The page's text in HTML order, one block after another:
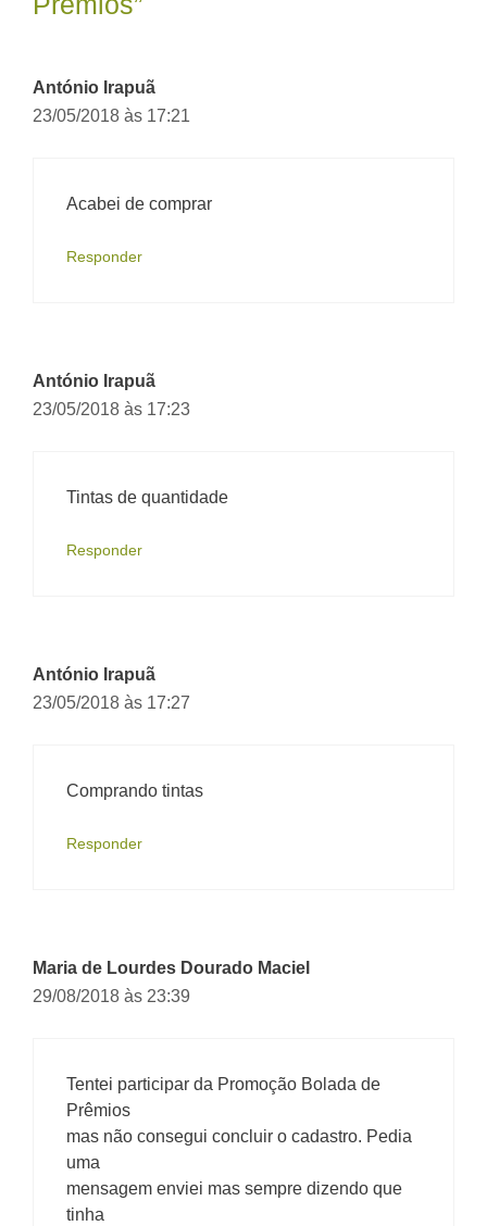
António Irapuã
23/05/2018 às 17:21
Acabei de comprar
Responder
António Irapuã
23/05/2018 às 17:23
Tintas de quantidade
Responder
António Irapuã
23/05/2018 às 17:27
Comprando tintas
Responder
Maria de Lourdes Dourado Maciel
29/08/2018 às 23:39
Tentei participar da Promoção Bolada de
Prêmios
mas não consegui concluir o cadastro. Pedia
uma
mensagem enviei mas sempre dizendo que
tinha